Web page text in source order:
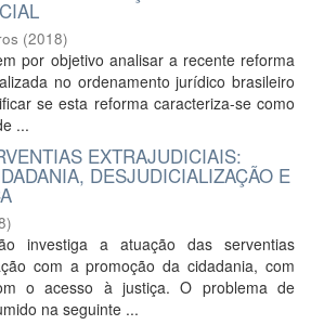
(2018)
por objetivo analisar a recente reforma
no ordenamento jurídico brasileiro
se esta reforma caracteriza-se como
...
EXTRAJUDICIAIS:
DESJUDICIALIZAÇÃO E
)
investiga a atuação das serventias
com a promoção da cidadania, com
o acesso à justiça. O problema de
na seguinte ...